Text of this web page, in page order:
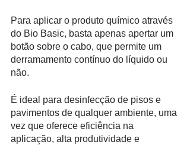
Para aplicar o produto químico através
do Bio Basic, basta apenas apertar um
botão sobre o cabo, que permite um
derramamento contínuo do líquido ou
não.
É ideal para desinfecção de pisos e
pavimentos de qualquer ambiente, uma
vez que oferece eficiência na
aplicação, alta produtividade e